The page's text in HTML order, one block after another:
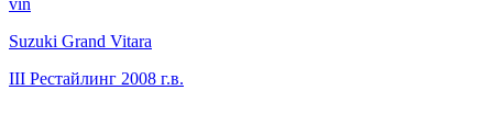
Suzuki Grand Vitara
III Рестайлинг 2008 г.в.